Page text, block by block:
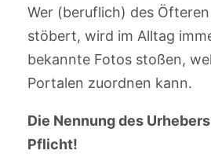
Wer (beruflich) des
stöbert, wird im Alltag
bekannte Fotos stoßen,
Portalen zuordnen kann.
Die Nennung des
Pflicht!